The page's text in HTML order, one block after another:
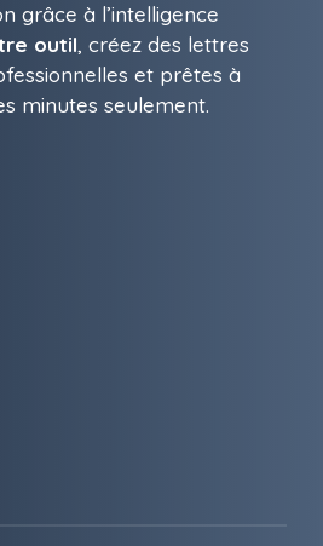
grâce à l’intelligence
outil, créez des lettres
et prêtes à
minutes seulement.